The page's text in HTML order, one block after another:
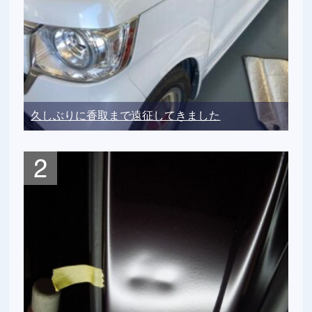
久しぶりに香取まで遠征してきました